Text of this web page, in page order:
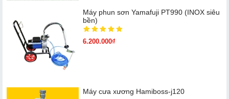
Máy phun sơn Yamafuji PT990 (INOX siêu
bền)
6.200.000₫
Máy cưa xương Hamiboss-j120